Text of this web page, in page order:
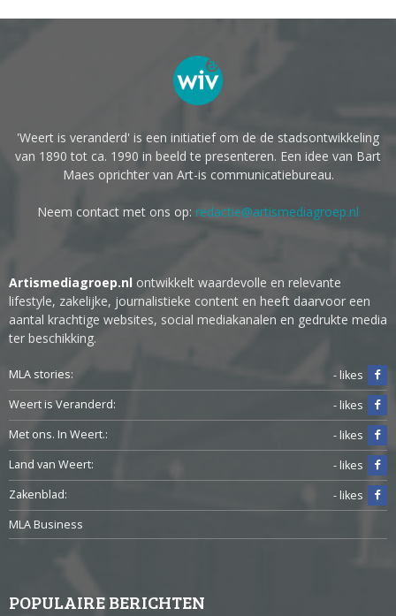
'Weert is veranderd' is een initiatief om de de stadsontwikkeling
van 1890 tot ca. 1990 in beeld te presenteren. Een idee van Bart
Maes oprichter van Art-is communicatiebureau.
Neem contact met ons op: redactie@artismediagroep.nl
Artismediagroep.nl ontwikkelt waardevolle en relevante
lifestyle, zakelijke, journalistieke content en heeft daarvoor een
aantal krachtige websites, social mediakanalen en gedrukte media
ter beschikking.
MLA stories:
- likes
Weert is Veranderd:
- likes
Met ons. In Weert.:
- likes
Land van Weert:
- likes
Zakenblad:
- likes
MLA Business
POPULAIRE BERICHTEN